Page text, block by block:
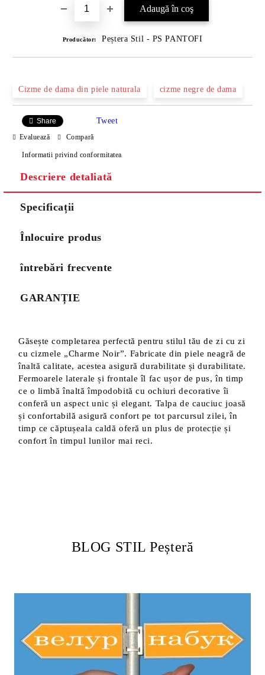
Producător: Peștera Stil - PS PANTOFI
Cizme de dama din piele naturala cizme negre de dama
Share Tweet
Evaluează Compară
Informatii privind conformitatea
Descriere detaliată
Specificații
Înlocuire produs
întrebări frecvente
GARANȚIE
Găsește completarea perfectă pentru stilul tău de zi cu zi
cu cizmele „Charme Noir”. Fabricate din piele neagră de
înaltă calitate, acestea asigură durabilitate și durabilitate.
Fermoarele laterale și frontale îl fac ușor de pus, în timp
ce o limbă înaltă împodobită cu ochiuri decorative îi
conferă un aspect unic și elegant. Talpa de cauciuc joasă
și confortabilă asigură confort pe tot parcursul zilei, în
timp ce căptușeala caldă oferă un plus de protecție și
confort în timpul lunilor mai reci.
BLOG STIL Peșteră